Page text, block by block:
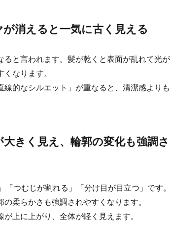
消えると一気に古く見える
と言われます。髪が乾くと表面が乱れて光が
なります。
的なシルエット」が重なると、清潔感よりも
きく見え、輪郭の変化も強調さ
つむじが割れる」「分け目が目立つ」です。
柔らかさも強調されやすくなります。
上に上がり、全体が軽く見えます。